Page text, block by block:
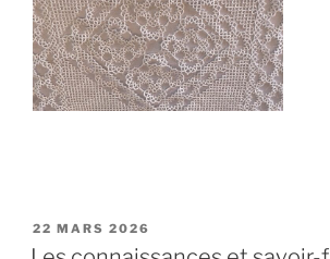
PUBLIÉ
LE
22 MARS 2026